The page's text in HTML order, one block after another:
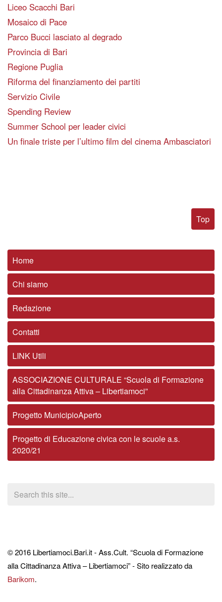
Liceo Scacchi Bari
Mosaico di Pace
Parco Bucci lasciato al degrado
Provincia di Bari
Regione Puglia
Riforma del finanziamento dei partiti
Servizio Civile
Spending Review
Summer School per leader civici
Un finale triste per l’ultimo film del cinema Ambasciatori
Top
Home
Chi siamo
Redazione
Contatti
LINK Utili
ASSOCIAZIONE CULTURALE “Scuola di Formazione
alla Cittadinanza Attiva – Libertiamoci”
Progetto MunicipioAperto
Progetto di Educazione civica con le scuole a.s.
2020/21
© 2016 Libertiamoci.Bari.it - Ass.Cult. “Scuola di Formazione
alla Cittadinanza Attiva – Libertiamoci” - Sito realizzato da
Barikom.